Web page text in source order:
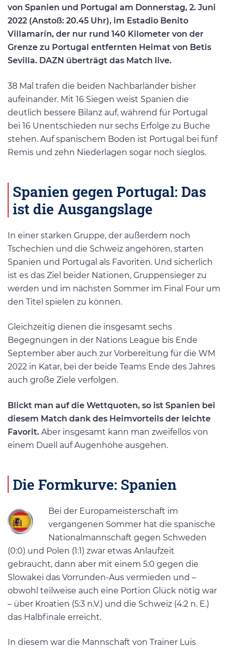
von Spanien und Portugal am Donnerstag, 2. Juni
2022 (Anstoß: 20.45 Uhr), im Estadio Benito
Villamarín, der nur rund 140 Kilometer von der
Grenze zu Portugal entfernten Heimat von Betis
Sevilla. DAZN überträgt das Match live.
38 Mal trafen die beiden Nachbarländer bisher
aufeinander. Mit 16 Siegen weist Spanien die
deutlich bessere Bilanz auf, während für Portugal
bei 16 Unentschieden nur sechs Erfolge zu Buche
stehen. Auf spanischem Boden ist Portugal bei fünf
Remis und zehn Niederlagen sogar noch sieglos.
Spanien gegen Portugal: Das
ist die Ausgangslage
In einer starken Gruppe, der außerdem noch
Tschechien und die Schweiz angehören, starten
Spanien und Portugal als Favoriten. Und sicherlich
ist es das Ziel beider Nationen, Gruppensieger zu
werden und im nächsten Sommer im Final Four um
den Titel spielen zu können.
Gleichzeitig dienen die insgesamt sechs
Begegnungen in der Nations League bis Ende
September aber auch zur Vorbereitung für die WM
2022 in Katar, bei der beide Teams Ende des Jahres
auch große Ziele verfolgen.
Blickt man auf die Wettquoten, so ist Spanien bei
diesem Match dank des Heimvorteils der leichte
Favorit. Aber insgesamt kann man zweifellos von
einem Duell auf Augenhöhe ausgehen.
Die Formkurve: Spanien
Bei der Europameisterschaft im
vergangenen Sommer hat die spanische
Nationalmannschaft gegen Schweden
(0:0) und Polen (1:1) zwar etwas Anlaufzeit
gebraucht, dann aber mit einem 5:0 gegen die
Slowakei das Vorrunden-Aus vermieden und –
obwohl teilweise auch eine Portion Glück nötig war
– über Kroatien (5:3 n.V.) und die Schweiz (4:2 n. E.)
das Halbfinale erreicht.
In diesem war die Mannschaft von Trainer Luis